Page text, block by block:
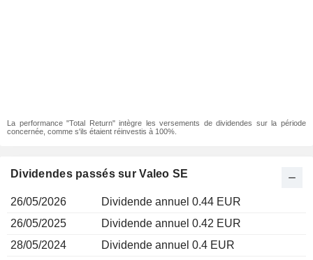
La performance "Total Return" intègre les versements de dividendes sur la période
concernée, comme s'ils étaient réinvestis à 100%.
Dividendes passés sur Valeo SE
26/05/2026
Dividende annuel 0.44 EUR
26/05/2025
Dividende annuel 0.42 EUR
28/05/2024
Dividende annuel 0.4 EUR